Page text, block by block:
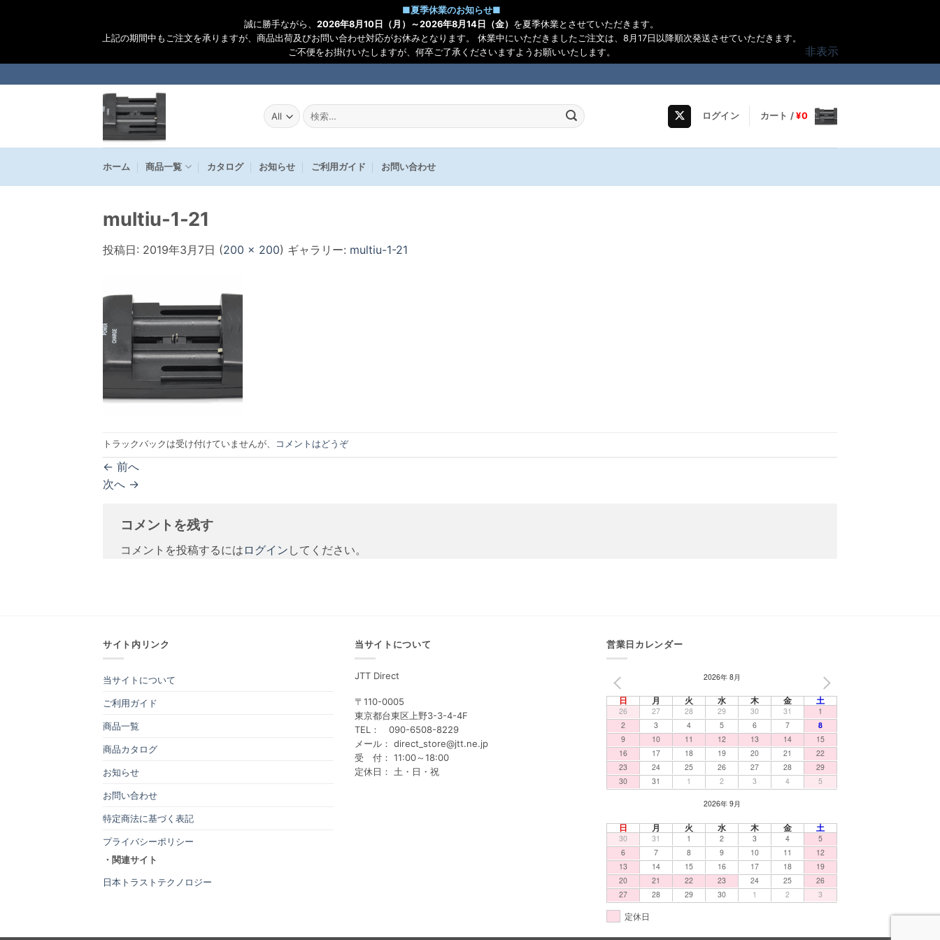
■夏季休業のお知らせ■
誠に勝手ながら、 2026年8月10日（月）～2026年8月14日（金） を夏季休業とさせていただきます。
上記の期間中もご注文を承りますが、商品出荷及びお問い合わせ対応がお休みとなります。 休業中にいただきましたご注文は、8月17日以降順次発送させていただきます。
ご不便をお掛けいたしますが、何卒ご了承くださいますようお願いいたします。
非表示
to
検
索
果:
ログイン カート /¥0
ホーム 商品一覧 カタログ お知らせ ご利用ガイド お問い合わせ
multiu-1-21
投稿日: 2019年3月7日 (200 × 200) ギャラリー: multiu-1-21
トラックバックは受け付けていませんが、 コメントはどうぞ
← 前へ
次へ →
コメントを残す
コメントを投稿するには ログイン してください。
サイト内リンク
当サイトについて
ご利用ガイド
商品一覧
商品カタログ
お知らせ
お問い合わせ
特定商法に基づく表記
プライバシーポリシー
・関連サイト
日本トラストテクノロジー
当サイトについて
JTT Direct
〒110-0005
東京都台東区上野3-3-4-4F
TEL： 090-6508-8229
メール： direct_store@jtt.ne.jp
受 付： 11:00～18:00
定休日： 土・日・祝
営業日カレンダー
2026年 8月
日 月 火 水 木 金 土
26 27 28 29 30 31
1
2
3 4 5 6 7
8
9
10 11 12 13 14
15
16
17 18 19 20 21
22
23
24 25 26 27 28
29
30
31 1 2 3 4 5
2026年 9月
日 月 火 水 木 金 土
30 31 1 2 3 4
5
6
7 8 9 10 11
12
13
14 15 16 17 18
19
20
21 22 23 24 25
26
27
28 29 30 1 2 3
定休日